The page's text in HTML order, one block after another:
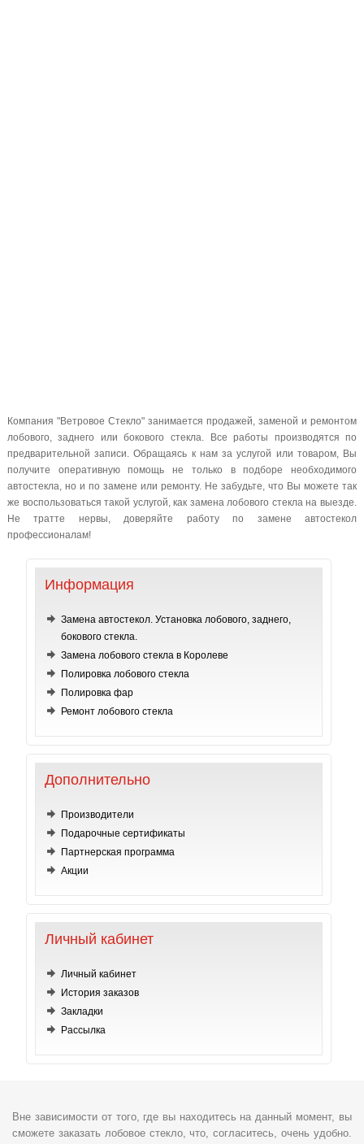
Компания "Ветровое Стекло" занимается продажей, заменой и ремонтом
лобового, заднего или бокового стекла. Все работы производятся по
предварительной записи. Обращаясь к нам за услугой или товаром, Вы
получите оперативную помощь не только в подборе необходимого
автостекла, но и по замене или ремонту. Не забудьте, что Вы можете так
же воспользоваться такой услугой, как замена лобового стекла на выезде.
Не тратте нервы, доверяйте работу по замене автостекол
профессионалам!
Информация
Замена автостекол. Установка лобового, заднего,
бокового стекла.
Замена лобового стекла в Королеве
Полировка лобового стекла
Полировка фар
Ремонт лобового стекла
Дополнительно
Производители
Подарочные сертификаты
Партнерская программа
Акции
Личный кабинет
Личный кабинет
История заказов
Закладки
Рассылка
Вне зависимости от того, где вы находитесь на данный момент, вы
сможете заказать лобовое стекло, что, согласитесь, очень удобно.